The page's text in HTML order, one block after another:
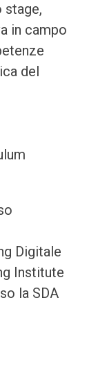
stage,
in campo
del
Digitale
Institute
la SDA